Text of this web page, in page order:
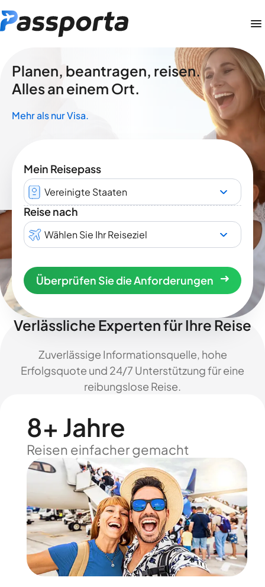
Planen, beantragen, reisen.
Alles an einem Ort.
Mehr als nur Visa.
Mein Reisepass
Vereinigte Staaten
Reise nach
Wählen Sie Ihr Reiseziel
Überprüfen Sie die Anforderungen
Verlässliche Experten für Ihre Reise
Zuverlässige Informationsquelle, hohe
Erfolgsquote und 24/7 Unterstützung für eine
reibungslose Reise.
8+ Jahre
Reisen einfacher gemacht